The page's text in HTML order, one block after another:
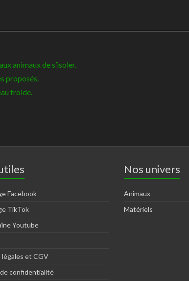
animaux de s’isoler.
proposés.
froide.
Facebook
TikTok
Youtube
et CGV
confidentialité
Nos univers
Animaux
Matériels